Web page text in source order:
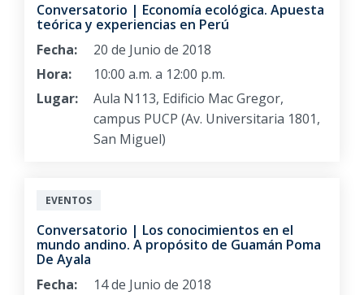
Conversatorio | Economía ecológica. Apuesta
teórica y experiencias en Perú
Fecha:
20 de Junio de 2018
Hora:
10:00 a.m. a 12:00 p.m.
Lugar:
Aula N113, Edificio Mac Gregor,
campus PUCP (Av. Universitaria 1801,
San Miguel)
EVENTOS
Conversatorio | Los conocimientos en el
mundo andino. A propósito de Guamán Poma
De Ayala
Fecha:
14 de Junio de 2018